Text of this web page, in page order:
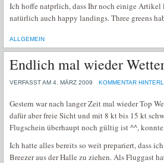
Ich hoffe natprlich, dass Ihr noch einige
natürlich auch happy landings. Three greens
ALLGEMEIN
Endlich mal wieder
VERFASST AM 4. MÄRZ 2009 KOMMENTAR
Gestern war nach langer Zeit mal wieder Top
dafür aber freie Sicht und mit 8 kt bis 15 kt
Flugschein überhaupt noch gültig ist ^^, konnte
Ich hatte alles bereits so weit prepariert, dass
Breezer aus der Halle zu ziehen. Als Fluggast